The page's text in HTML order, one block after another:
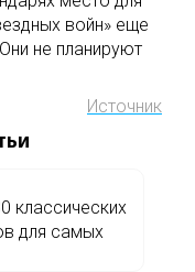
войн» еще
не планируют
Источник
классических
для самых